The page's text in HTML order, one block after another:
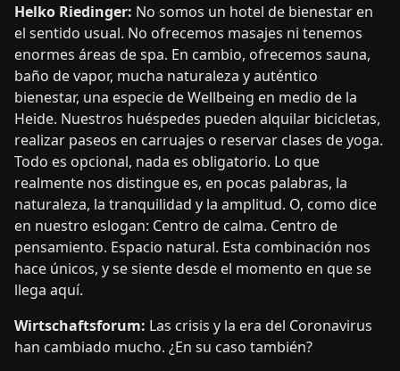
Helko Riedinger: No somos un hotel de bienestar en
el sentido usual. No ofrecemos masajes ni tenemos
enormes áreas de spa. En cambio, ofrecemos sauna,
baño de vapor, mucha naturaleza y auténtico
bienestar, una especie de Wellbeing en medio de la
Heide. Nuestros huéspedes pueden alquilar bicicletas,
realizar paseos en carruajes o reservar clases de yoga.
Todo es opcional, nada es obligatorio. Lo que
realmente nos distingue es, en pocas palabras, la
naturaleza, la tranquilidad y la amplitud. O, como dice
en nuestro eslogan: Centro de calma. Centro de
pensamiento. Espacio natural. Esta combinación nos
hace únicos, y se siente desde el momento en que se
llega aquí.
Wirtschaftsforum: Las crisis y la era del Coronavirus
han cambiado mucho. ¿En su caso también?